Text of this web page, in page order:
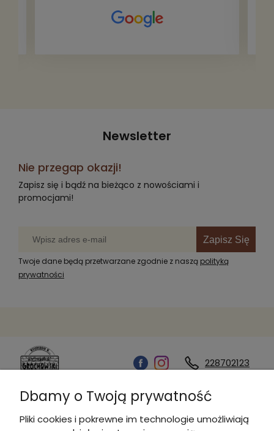
– nasze książki w trakcie
przepakowywania. Część oddaliśmy
Newsletter
Nie przegap okazji!
Zapisz się i bądź na bieżąco z nowościami i
promocjami!
Zapisz Się
Twoje dane będą przetwarzane zgodnie z naszą polityką
prywatności
228702123
Kontakt
Dbamy o Twoją prywatność
Pliki cookies i pokrewne im technologie umożliwiają